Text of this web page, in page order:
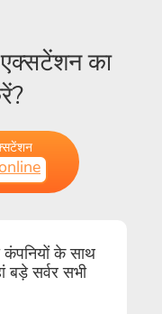
का
कंपनियों के साथ
बड़े सर्वर सभी